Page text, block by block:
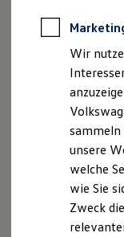
Software,
VW
VW
VW
Registergericht:
Betriebsleiter:
Zuständige
Bergstraße 2
24103 Kiel
https://
Regelungen:
http://
Wir
unsere
welche
wie Sie
Zweck